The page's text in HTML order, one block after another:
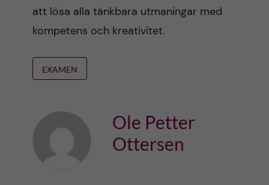
att lösa alla tänkbara utmaningar med
kompetens och kreativitet.
EXAMEN
Ole Petter
Ottersen